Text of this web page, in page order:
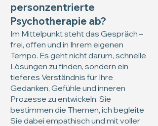
personzentrierte
Psychotherapie ab?
Im Mittelpunkt steht das Gespräch –
frei, offen und in Ihrem eigenen
Tempo. Es geht nicht darum, schnelle
Lösungen zu finden, sondern ein
tieferes Verständnis für Ihre
Gedanken, Gefühle und inneren
Prozesse zu entwickeln. Sie
bestimmen die Themen, ich begleite
Sie dabei empathisch und mit voller